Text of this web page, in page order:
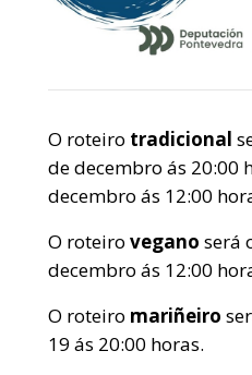
O roteiro tradicional
de decembro ás 20:00
decembro ás 12:00
O roteiro vegano será
decembro ás 12:00
O roteiro mariñeiro
19 ás 20:00 horas.